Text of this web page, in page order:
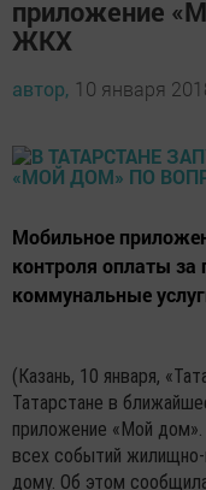
приложение
ЖКХ
автор, 10 января
Мобильное
контроля оплаты
коммунальные
(Казань, 10 января,
Татарстане в
приложение «Мой
всех событий
дому. Об этом